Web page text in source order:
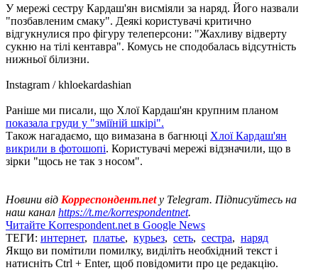
У мережі сестру Кардаш'ян висміяли за наряд. Його назвали
"позбавленим смаку". Деякі користувачі критично
відгукнулися про фігуру телеперсони: "Жахливу відверту
сукню на тілі кентавра". Комусь не сподобалась відсутність
нижньої білизни.
Instagram / khloekardashian
Раніше ми писали, що Хлої Кардаш'ян крупним планом
показала груди у "зміїній шкірі".
Також нагадаємо, що вимазана в багнюці Хлої Кардаш'ян
викрили в фотошопі. Користувачі мережі відзначили, що в
зірки "щось не так з носом".
Новини від Корреспондент.net у Telegram. Підписуйтесь на
наш канал https://t.me/korrespondentnet.
Читайте Korrespondent.net в Google News
ТЕГИ: интернет, платье, курьез, сеть, сестра, наряд
Якщо ви помітили помилку, виділіть необхідний текст і
натисніть Ctrl + Enter, щоб повідомити про це редакцію.